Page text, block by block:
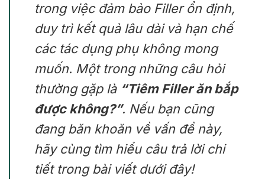
trong việc đảm bảo Filler ổn định,
duy trì kết quả lâu dài và hạn chế
các tác dụng phụ không mong
muốn. Một trong những câu hỏi
thường gặp là “Tiêm Filler ăn bắp
được không?”. Nếu bạn cũng
đang băn khoăn về vấn đề này,
hãy cùng tìm hiểu câu trả lời chi
tiết trong bài viết dưới đây!